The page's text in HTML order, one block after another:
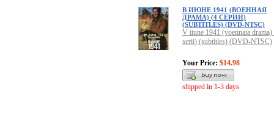
В ИЮНЕ 1941 (ВОEННАЯ
ДРАМА) (4 СЕРИИ)
(SUBTITLES) (DVD-NTSC)
V iiune 1941 (voennaia drama)
serii) (subtitles) (DVD-NTSC)
Your Price: $14.98
shipped in 1-3 days